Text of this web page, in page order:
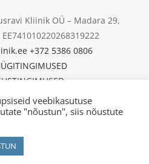
Kliinik OÜ – Madara 29,
+372 5386 0806
ja Taastusravi Kliinik
Reserved |
Facebook
veebikasutuse
"nõustun", siis nõustute